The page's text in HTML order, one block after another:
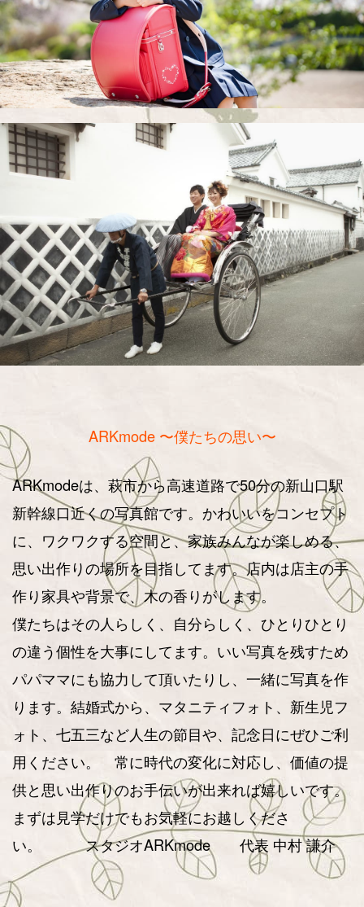
ARKmode 〜僕たちの思い〜
ARKmodeは、萩市から高速道路で50分の新山口駅
新幹線口近くの写真館です。かわいいをコンセプト
に、ワクワクする空間と、家族みんなが楽しめる、
思い出作りの場所を目指してます。店内は店主の手
作り家具や背景で、木の香りがします。
僕たちはその人らしく、自分らしく、ひとりひとり
の違う個性を大事にしてます。いい写真を残すため
パパママにも協力して頂いたりし、一緒に写真を作
ります。結婚式から、マタニティフォト、新生児フ
ォト、七五三など人生の節目や、記念日にぜひご利
用ください。 常に時代の変化に対応し、価値の提
供と思い出作りのお手伝いが出来れば嬉しいです。
まずは見学だけでもお気軽にお越しくださ
い。スタジオARKmode 代表 中村 謙介